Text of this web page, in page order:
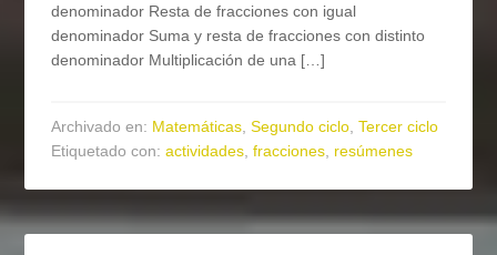
denominador Resta de fracciones con igual
denominador Suma y resta de fracciones con distinto
denominador Multiplicación de una […]
Archivado en: Matemáticas ,Segundo ciclo ,Tercer ciclo
Etiquetado con:actividades ,fracciones resúmenes